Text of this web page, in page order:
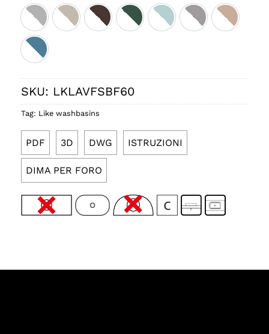
Bicolore perla satinato
Bicolore sabbia satinato
Bicolore cacao satinato
Bicolore smeraldo satinato
Bicolore ice satinato
Bicolore fumo
Bicolore
Bicolore denim lucido
SKU: LKLAVFSBF60
Tag: Like washbasins
PDF 3D DWG ISTRUZIONI
DIMA PER FORO